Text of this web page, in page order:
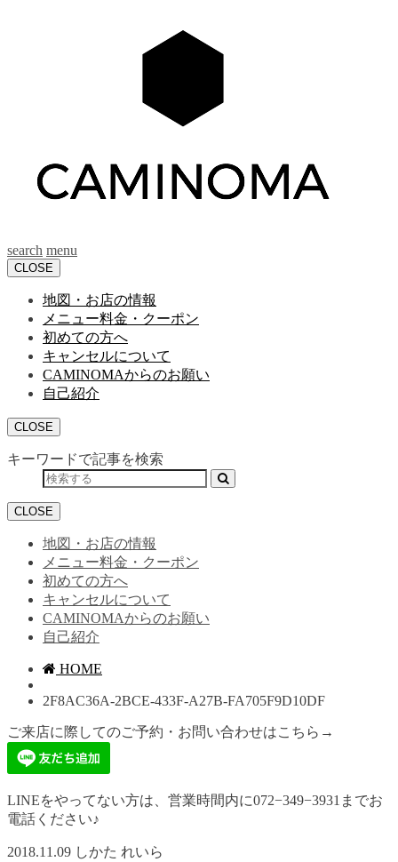
search menu
CLOSE
地図・お店の情報
メニュー料金・クーポン
初めての方へ
キャンセルについて
CAMINOMAからのお願い
自己紹介
CLOSE
キーワードで記事を検索
CLOSE
地図・お店の情報
メニュー料金・クーポン
初めての方へ
キャンセルについて
CAMINOMAからのお願い
自己紹介
HOME
2F8AC36A-2BCE-433F-A27B-FA705F9D10DF
ご来店に際してのご予約・お問い合わせはこちら→
LINEをやってない方は、営業時間内に072−349−3931までお
電話ください♪
2018.11.09 しかた れいら